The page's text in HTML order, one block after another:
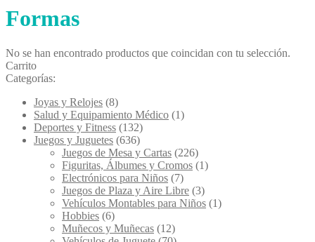
Formas
No se han encontrado productos que coincidan con tu selección.
Carrito
Categorías:
Joyas y Relojes (8)
Salud y Equipamiento Médico (1)
Deportes y Fitness (132)
Juegos y Juguetes (636)
Juegos de Mesa y Cartas (226)
Figuritas, Álbumes y Cromos (1)
Electrónicos para Niños (7)
Juegos de Plaza y Aire Libre (3)
Vehículos Montables para Niños (1)
Hobbies (6)
Muñecos y Muñecas (12)